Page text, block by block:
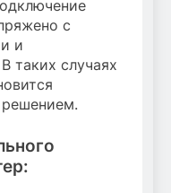
с
и
таких случаях